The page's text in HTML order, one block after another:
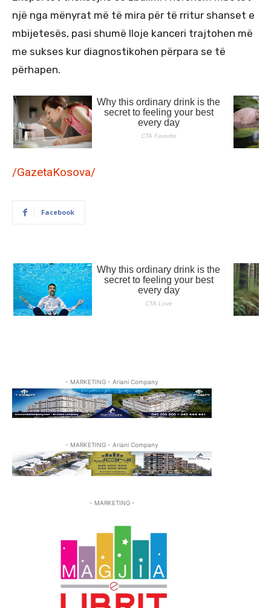
një nga mënyrat më të mira për të rritur shanset e
mbijetesës, pasi shumë lloje kanceri trajtohen më
me sukses kur diagnostikohen përpara se të
përhapen.
/GazetaKosova/
Facebook
- MARKETING - Ariani Company
- MARKETING - Ariani Company
- MARKETING -